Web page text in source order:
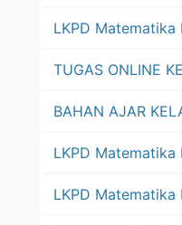
LKPD Matematika
TUGAS ONLINE
BAHAN AJAR
LKPD Matematika
LKPD Matematika